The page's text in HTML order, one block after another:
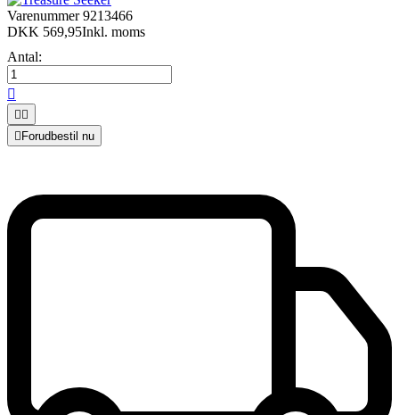
Varenummer9213466
DKK 569,95Inkl. moms
Antal:

 
 Forudbestil nu